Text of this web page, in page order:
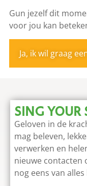
Gun jezelf dit
voor jou kan
Ja, ik wil graag
SING YOUR
Geloven in de
mag beleven,
verwerken en
nieuwe contacten
nog eens van